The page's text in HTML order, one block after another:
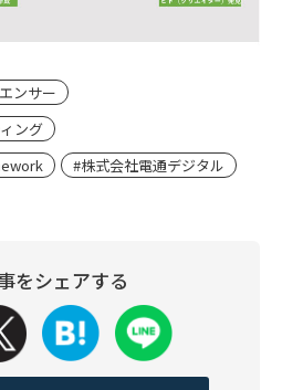
ンサー
ング
#株式会社電通デジタル
をシェアする